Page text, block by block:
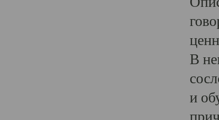
В
и